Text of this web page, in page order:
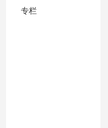
专栏